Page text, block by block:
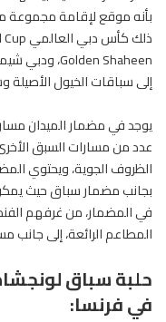
بأنه موقع لإقامة مجموعة
إلى سباقات الخيول الأصيلة
يوجد في مضمار الميدان
عدد من مسارات السبق
الظروف الجوية، ويحتوي
بجانب مضمار سباق حيث
في المضمار، من غرفهم
المطاعم الرائعة، إلى
في فرنسا: